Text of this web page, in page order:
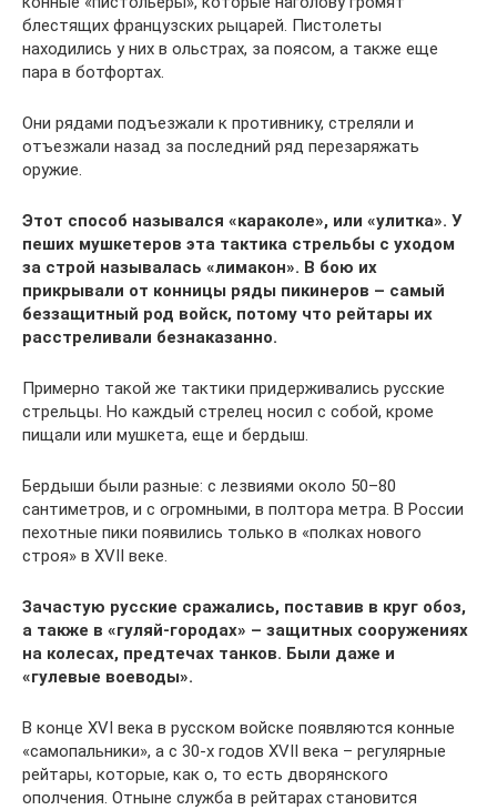
блестящих французских рыцарей. Пистолеты
находились у них в ольстрах, за поясом, а также еще
пара в ботфортах.
Они рядами подъезжали к противнику, стреляли и
отъезжали назад за последний ряд перезаряжать
оружие.
Этот способ назывался «караколе», или «улитка». У
пеших мушкетеров эта тактика стрельбы с уходом
за строй называлась «лимакон». В бою их
прикрывали от конницы ряды пикинеров – самый
беззащитный род войск, потому что рейтары их
расстреливали безнаказанно.
Примерно такой же тактики придерживались русские
стрельцы. Но каждый стрелец носил с собой, кроме
пищали или мушкета, еще и бердыш.
Бердыши были разные: с лезвиями около 50–80
сантиметров, и с огромными, в полтора метра. В России
пехотные пики появились только в «полках нового
строя» в XVII веке.
Зачастую русские сражались, поставив в круг обоз,
а также в «гуляй-городах» – защитных сооружениях
на колесах, предтечах танков. Были даже и
«гулевые воеводы».
В конце XVI века в русском войске появляются конные
«самопальники», а с 30-х годов XVII века – регулярные
рейтары, которые, как о, то есть дворянского
ополчения. Отныне служба в рейтарах становится